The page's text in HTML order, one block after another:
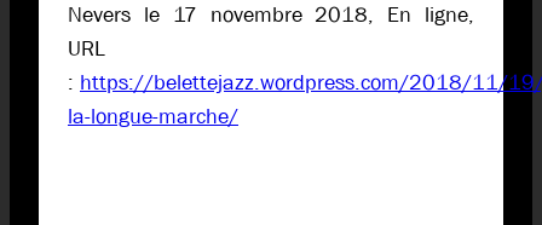
Nevers le 17 novembre 2018, En ligne,
URL
: https://belettejazz.wordpress.com/2018/11/
la-longue-marche/